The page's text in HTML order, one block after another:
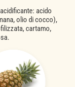
acido
olio di cocco),
cartamo,